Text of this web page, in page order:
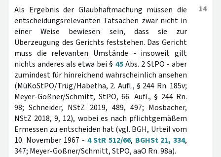
14
Als Ergebnis der Glaubhaftmachung müssen die
entscheidungsrelevanten Tatsachen zwar nicht in
einer Weise bewiesen sein, dass sie zur
Überzeugung des Gerichts feststehen. Das Gericht
muss die relevanten Umstände - insoweit gilt
nichts anderes als etwa bei § 45Abs. 2 StPO - aber
zumindest für hinreichend wahrscheinlich ansehen
(MüKoStPO/Trüg/Habetha, 2. Aufl., § 244 Rn. 185v;
Meyer-Goßner/Schmitt, StPO, 66. Aufl., § 244 Rn.
98; Schneider, NStZ 2019, 489, 497; Mosbacher,
NStZ 2018, 9, 12), wobei es nach pflichtgemäßem
Ermessen zu entscheiden hat (vgl. BGH, Urteil vom
10. November 1967 - 4 StR 512/66, BGHSt 21, 334,
347; Meyer-Goßner/Schmitt, StPO, aaO Rn. 98a).